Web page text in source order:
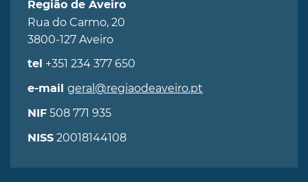
Região de Aveiro
Rua do Carmo, 20
3800-127 Aveiro
tel +351 234 377 650
e-mail geral@regiaodeaveiro.pt
NIF 508 771 935
NISS 20018144108